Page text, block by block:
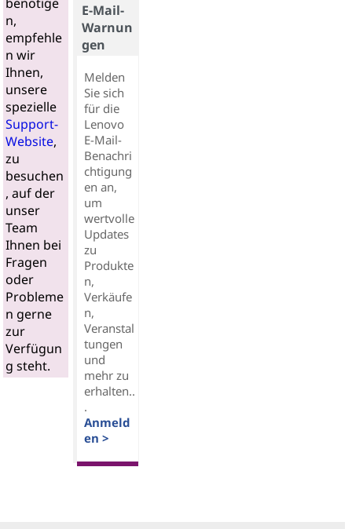
benötige
n,
empfehle
n wir
Ihnen,
unsere
spezielle
Support-
Website,
zu
besuchen
, auf der
unser
Team
Ihnen bei
Fragen
oder
Probleme
n gerne
zur
Verfügun
g steht.
E-Mail-
Warnun
gen
Melden
Sie sich
für die
Lenovo
E-Mail-
Benachri
chtigung
en an,
um
wertvolle
Updates
zu
Produkte
n,
Verkäufe
n,
Veranstal
tungen
und
mehr zu
erhalten..
.
Anmeld
en >